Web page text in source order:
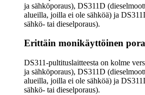
ja sähköporaus), DS311D
alueilla, joilla ei ole sähköä) ja
sähkö- tai dieselporaus).
Erittäin monikäyttöinen
DS311-pultituslaitteesta on kolme
ja sähköporaus), DS311D
alueilla, joilla ei ole sähköä) ja
sähkö- tai dieselporaus).